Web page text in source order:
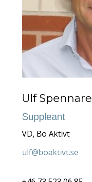
Ulf Spennare
Suppleant
VD, Bo Aktivt
ulf@boaktivt.se